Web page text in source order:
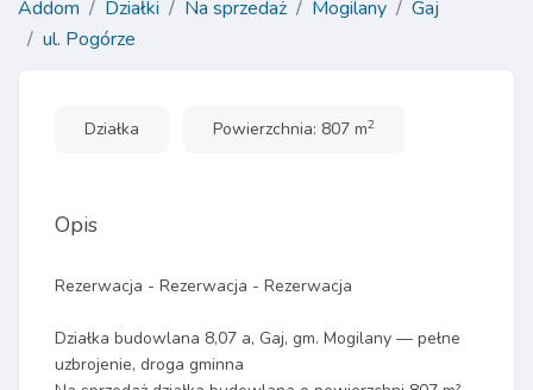
Addom Działki Na sprzedaż Mogilany
Gaj
ul. Pogórze
Działka Powierzchnia: 807 m2
Opis
Rezerwacja - Rezerwacja - Rezerwacja
Działka budowlana 8,07 a, Gaj, gm. Mogilany — pełne
uzbrojenie, droga gminna